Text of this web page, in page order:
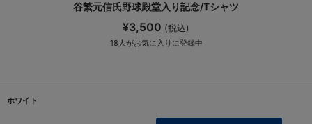
谷繁元信氏野球殿堂入り記念/Tシャツ
¥3,500 (税込)
18 人がお気に入りに登録中
ホワイト